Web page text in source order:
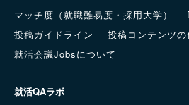
マッチ度（就職難易度・採用大学）
投稿ガイドライン
投稿コンテンツ
就活会議Jobsについて
就活QAラボ